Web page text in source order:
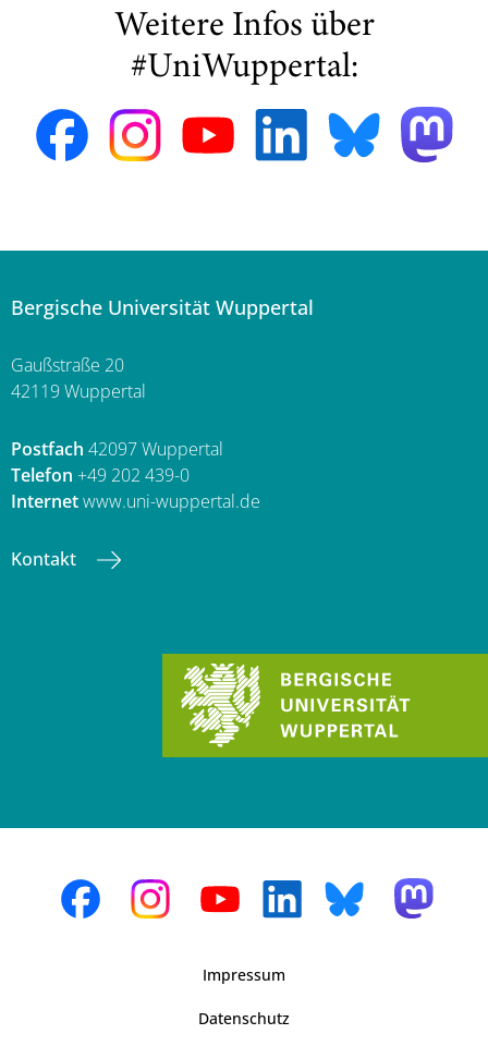
Weitere Infos über
#UniWuppertal:
Bergische Universität Wuppertal
Gaußstraße 20
42119 Wuppertal
Postfach 42097 Wuppertal
Telefon +49 202 439-0
Internetwww.uni-wuppertal.de
Kontakt
Impressum
Datenschutz